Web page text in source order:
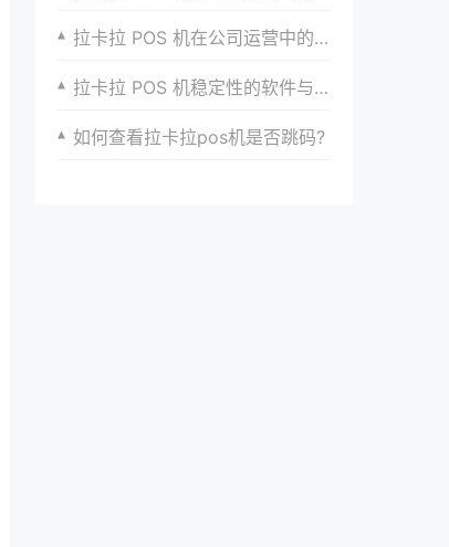
拉卡拉 POS 机在公司运营中的优势
拉卡拉 POS 机稳定性的软件与硬件保障
如何查看拉卡拉pos机是否跳码?